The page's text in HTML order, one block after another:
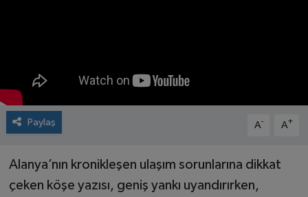
Paylaş A- A+
Alanya’nın kronikleşen ulaşım sorunlarına dikkat
çeken köşe yazısı, geniş yankı uyandırırken,